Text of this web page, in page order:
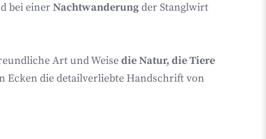
bei einerNachtwanderungder Stanglwirt
Art und Weisedie Natur, die Tiere
Ecken die detailverliebte Handschrift von